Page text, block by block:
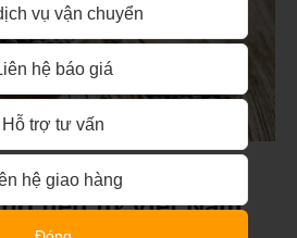
tiêu từ Việt Nam
vụ vận chuyển
hệ báo giá
Hỗ trợ tư vấn
hệ giao hàng